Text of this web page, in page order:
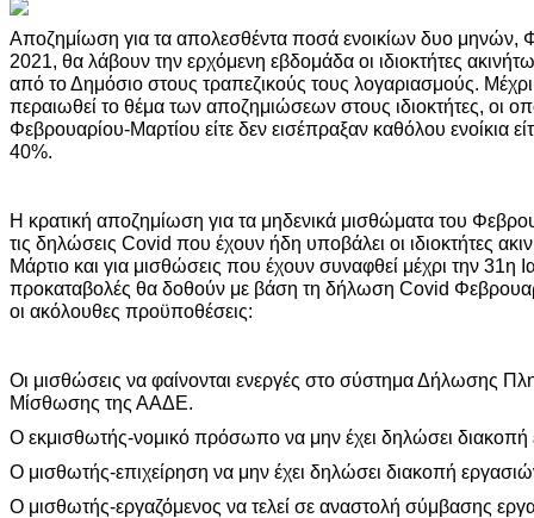
Αποζημίωση για τα απολεσθέντα ποσά ενοικίων δυο μηνών,
2021, θα λάβουν την ερχόμενη εβδομάδα οι ιδιοκτήτες
από το Δημόσιο στους τραπεζικούς τους λογαριασμούς. Μέχρι
περαιωθεί το θέμα των αποζημιώσεων στους ιδιοκτήτες, οι
Φεβρουαρίου-Μαρτίου είτε δεν εισέπραξαν καθόλου ενοίκια
40%.
Η κρατική αποζημίωση για τα μηδενικά μισθώματα του
τις δηλώσεις Covid που έχουν ήδη υποβάλει οι ιδιοκτήτες
Μάρτιο και για μισθώσεις που έχουν συναφθεί μέχρι την 31η
προκαταβολές θα δοθούν με βάση τη δήλωση Covid
οι ακόλουθες προϋποθέσεις:
Οι μισθώσεις να φαίνονται ενεργές στο σύστημα Δήλωσης
Μίσθωσης της ΑΑΔΕ.
Ο εκμισθωτής-νομικό πρόσωπο να μην έχει δηλώσει
Ο μισθωτής-επιχείρηση να μην έχει δηλώσει διακοπή
Ο μισθωτής-εργαζόμενος να τελεί σε αναστολή σύμβασης